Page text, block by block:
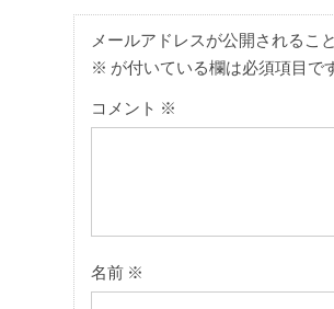
メールアドレスが公開されるこ
※ が付いている欄は必須項目で
コメント ※
名前 ※